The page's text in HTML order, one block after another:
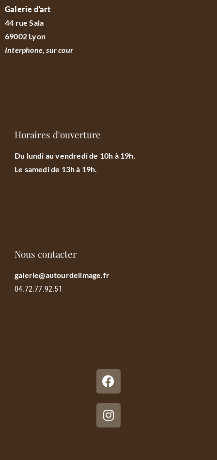
Galerie d’art
44 rue Sala
69002 Lyon
Interphone, sur cour
Horaires d'ouverture
Du lundi au vendredi de 10h à 19h.
Le samedi de 13h à 19h.
Nous contacter
galerie@autourdelimage.fr
04.72.77.92.51